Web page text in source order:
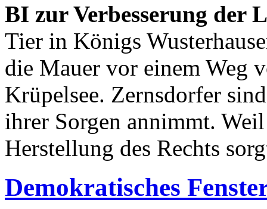
BI zur Verbesserung der
Tier in Königs
die Mauer vor einem Weg
Krüpelsee. Zernsdorfer
ihrer Sorgen annimmt.
Herstellung des Rechts
Demokratisches